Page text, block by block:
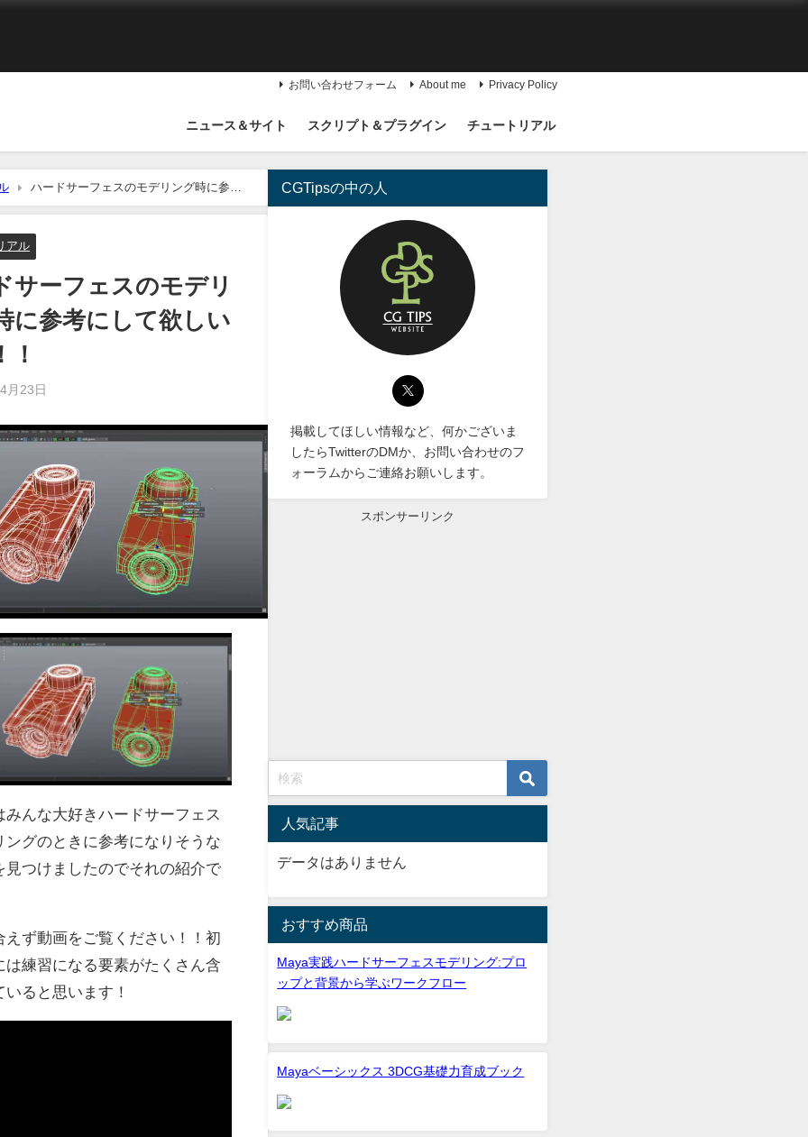
お問い合わせフォーム About me Privacy Policy
ニュース＆サイト スクリプト＆プラグイン チュートリアル
ハードサーフェスのモデリング時に参考
アル
サーフェスのモデリ
に参考にして欲しい
！
月23日
みんな大好きハードサーフェス
ングのときに参考になりそうな
見つけましたのでそれの紹介で
えず動画をご覧ください！！初
は練習になる要素がたくさん含
いると思います！
CGTipsの中の人
掲載してほしい情報など、何かございま
したらTwitterのDMか、お問い合わせのフ
ォーラムからご連絡お願いします。
スポンサーリンク
人気記事
データはありません
おすすめ商品
Maya実践ハードサーフェスモデリング:プロ
ップと背景から学ぶワークフロー
Mayaベーシックス 3DCG基礎力育成ブック